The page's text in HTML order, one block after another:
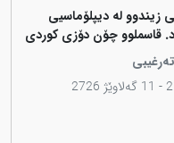
زیندوو لە دیپلۆماسیی
قاسملوو چۆن دۆزی کوردی
گواستەوە بۆ ناوەندە
جیهان؟